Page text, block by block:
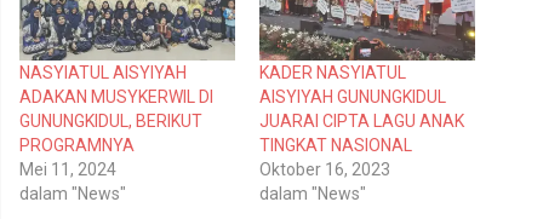
a
g
i
p
a
d
a
T
w
i
t
e
a
g
i
k
a
n
d
i
F
a
e
NASYIATUL AISYIYAH
ADAKAN MUSYKERWIL DI
GUNUNGKIDUL, BERIKUT
PROGRAMNYA
Mei 11, 2024
dalam "News"
KADER NASYIATUL
AISYIYAH GUNUNGKIDUL
JUARAI CIPTA LAGU ANAK
TINGKAT NASIONAL
Oktober 16, 2023
dalam "News"